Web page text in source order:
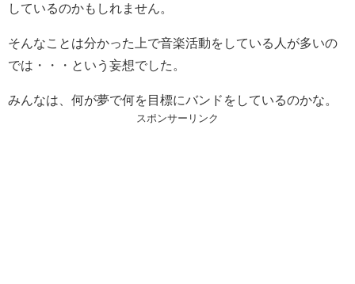
しているのかもしれません。
そんなことは分かった上で音楽活動をしている人が多いの
では・・・という妄想でした。
みんなは、何が夢で何を目標にバンドをしているのかな。
スポンサーリンク